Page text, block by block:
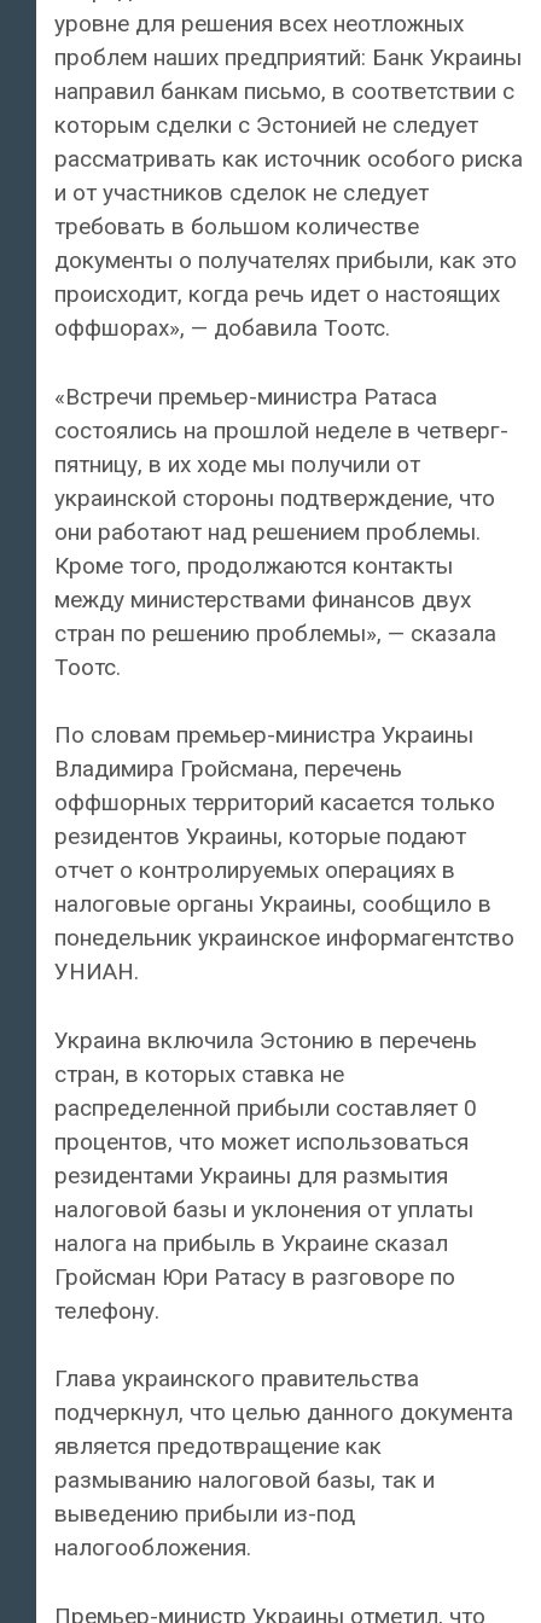
уровне для решения всех неотложных
проблем наших предприятий: Банк Украины
направил банкам письмо, в соответствии с
которым сделки с Эстонией не следует
рассматривать как источник особого риска
и от участников сделок не следует
требовать в большом количестве
документы о получателях прибыли, как это
происходит, когда речь идет о настоящих
оффшорах», — добавила Тоотс.
«Встречи премьер-министра Ратаса
состоялись на прошлой неделе в четверг-
пятницу, в их ходе мы получили от
украинской стороны подтверждение, что
они работают над решением проблемы.
Кроме того, продолжаются контакты
между министерствами финансов двух
стран по решению проблемы», — сказала
Тоотс.
По словам премьер-министра Украины
Владимира Гройсмана, перечень
оффшорных территорий касается только
резидентов Украины, которые подают
отчет о контролируемых операциях в
налоговые органы Украины, сообщило в
понедельник украинское информагентство
УНИАН.
Украина включила Эстонию в перечень
стран, в которых ставка не
распределенной прибыли составляет 0
процентов, что может использоваться
резидентами Украины для размытия
налоговой базы и уклонения от уплаты
налога на прибыль в Украине сказал
Гройсман Юри Ратасу в разговоре по
телефону.
Глава украинского правительства
подчеркнул, что целью данного документа
является предотвращение как
размыванию налоговой базы, так и
выведению прибыли из-под
налогообложения.
Премьер-министр Украины отметил, что